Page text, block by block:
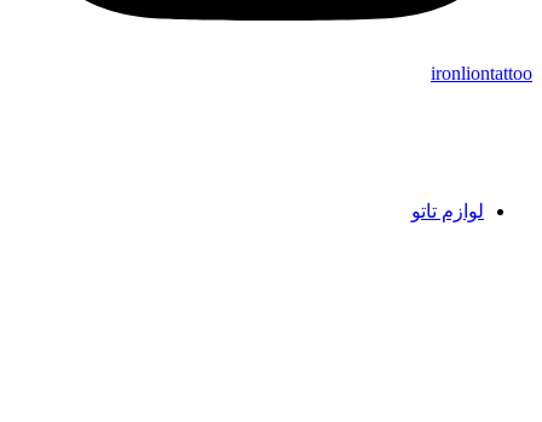
ironliontattoo
لوازم تاتو